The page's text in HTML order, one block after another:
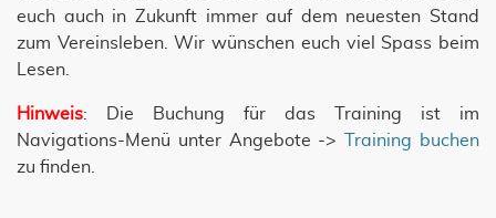
euch auch in Zukunft immer auf dem neuesten Stand
zum Vereinsleben. Wir wünschen euch viel Spass beim
Lesen.
Hinweis: Die Buchung für das Training ist im
Navigations-Menü unter Angebote ->
Training buchen
zu finden.